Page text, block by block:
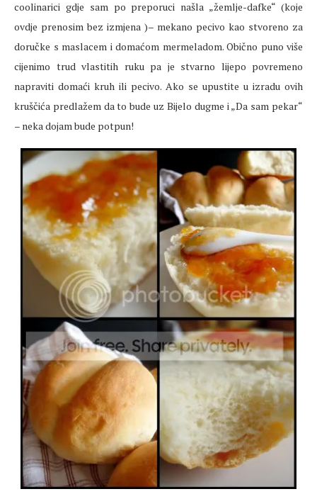
coolinarici gdje sam po preporuci našla „žemlje-dafke“ (koje
ovdje prenosim bez izmjena )– mekano pecivo kao stvoreno za
doručke s maslacem i domaćom mermeladom. Obično puno više
cijenimo trud vlastitih ruku pa je stvarno lijepo povremeno
napraviti domaći kruh ili pecivo. Ako se upustite u izradu ovih
kruščića predlažem da to bude uz Bijelo dugme i „Da sam pekar“
– neka dojam bude potpun!